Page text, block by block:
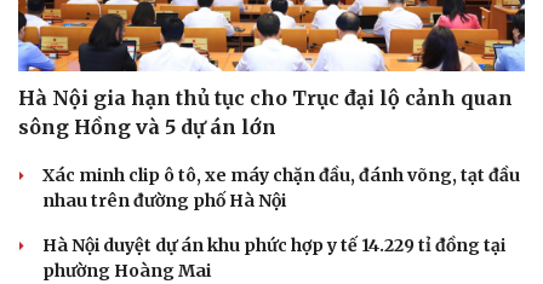
Hà Nội gia hạn thủ tục cho Trục đại lộ cảnh quan
sông Hồng và 5 dự án lớn
Xác minh clip ô tô, xe máy chặn đầu, đánh võng, tạt đầu
nhau trên đường phố Hà Nội
Hà Nội duyệt dự án khu phức hợp y tế 14.229 tỉ đồng tại
phường Hoàng Mai